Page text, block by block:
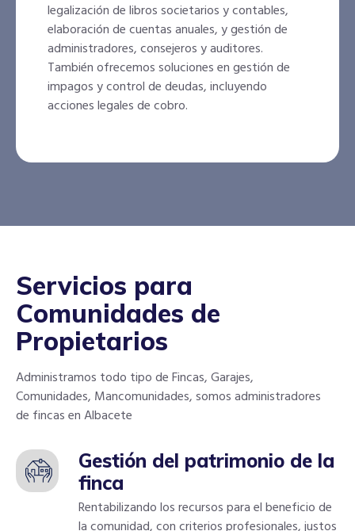
legalización de libros societarios y contables,
elaboración de cuentas anuales, y gestión de
administradores, consejeros y auditores.
También ofrecemos soluciones en gestión de
impagos y control de deudas, incluyendo
acciones legales de cobro.
Servicios para
Comunidades de
Propietarios
Administramos todo tipo de Fincas, Garajes,
Comunidades, Mancomunidades, somos administradores
de fincas en Albacete
Gestión del patrimonio de la
finca
Rentabilizando los recursos para el beneficio de
la comunidad, con criterios profesionales, justos